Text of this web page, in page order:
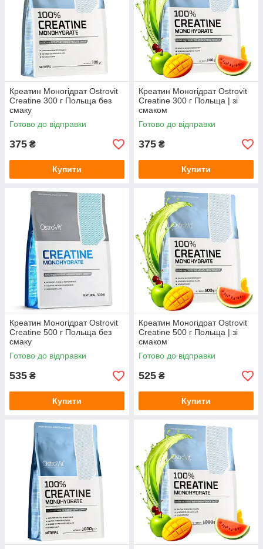
Креатин Моногідрат Ostrovit
Creatine 300 г Польща без
смаку
Готово до відправки
375 ₴
Купити
Креатин Моногідрат Ostrovit
Creatine 300 г Польща | зі
смаком
Готово до відправки
375 ₴
Купити
Креатин Моногідрат Ostrovit
Creatine 500 г Польща без
смаку
Готово до відправки
535 ₴
Купити
Креатин Моногідрат Ostrovit
Creatine 500 г Польща | зі
смаком
Готово до відправки
525 ₴
Купити